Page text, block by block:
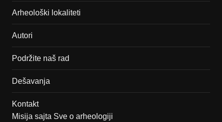
Arheološki lokaliteti
Autori
Podržite naš rad
Dešavanja
Kontakt
Misija sajta Sve o arheologiji